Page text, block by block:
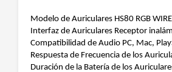
Modelo de Auriculares HS80 RGB
Interfaz de Auriculares Receptor
Compatibilidad de Audio PC, Mac,
Respuesta de Frecuencia de los
Duración de la Batería de los